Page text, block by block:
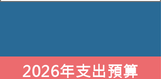
2026年支出預算